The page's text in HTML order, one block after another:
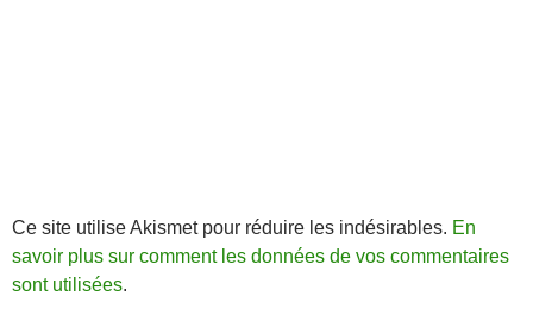
Ce site utilise Akismet pour réduire les indésirables. En
savoir plus sur comment les données de vos commentaires
sont utilisées.